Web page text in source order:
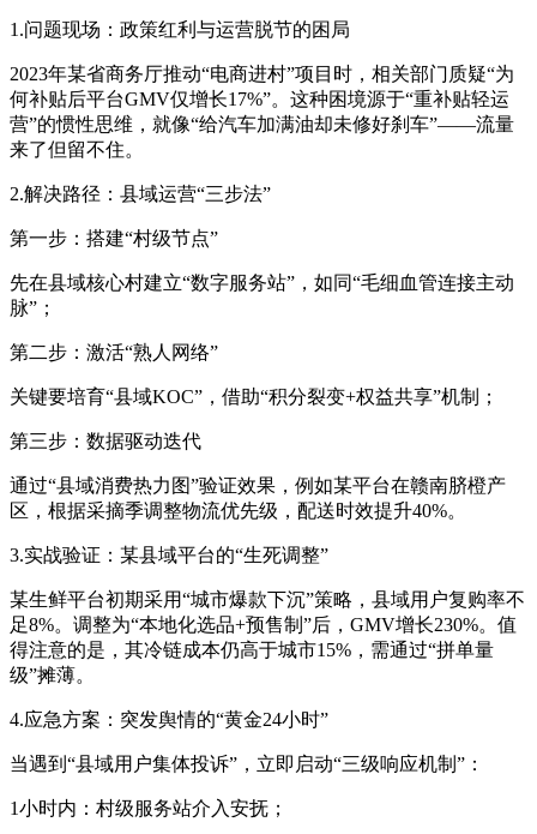
1.问题现场：政策红利与运营脱节的困局
2023年某省商务厅推动“电商进村”项目时，相关部门质疑“为
何补贴后平台GMV仅增长17%”。这种困境源于“重补贴轻运
营”的惯性思维，就像“给汽车加满油却未修好刹车”——流量
来了但留不住。
2.解决路径：县域运营“三步法”
第一步：搭建“村级节点”
先在县域核心村建立“数字服务站”，如同“毛细血管连接主动
脉”；
第二步：激活“熟人网络”
关键要培育“县域KOC”，借助“积分裂变+权益共享”机制；
第三步：数据驱动迭代
通过“县域消费热力图”验证效果，例如某平台在赣南脐橙产
区，根据采摘季调整物流优先级，配送时效提升40%。
3.实战验证：某县域平台的“生死调整”
某生鲜平台初期采用“城市爆款下沉”策略，县域用户复购率不
足8%。调整为“本地化选品+预售制”后，GMV增长230%。值
得注意的是，其冷链成本仍高于城市15%，需通过“拼单量
级”摊薄。
4.应急方案：突发舆情的“黄金24小时”
当遇到“县域用户集体投诉”，立即启动“三级响应机制”：
1小时内：村级服务站介入安抚；